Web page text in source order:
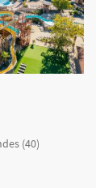
(40)